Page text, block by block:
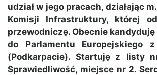
udział w jego pracach, działając
Komisji Infrastruktury, której
przewodniczę. Obecnie kandyduję
do Parlamentu Europejskiego
(Podkarpacie). Startuję z listy
Sprawiedliwość, miejsce nr 2.